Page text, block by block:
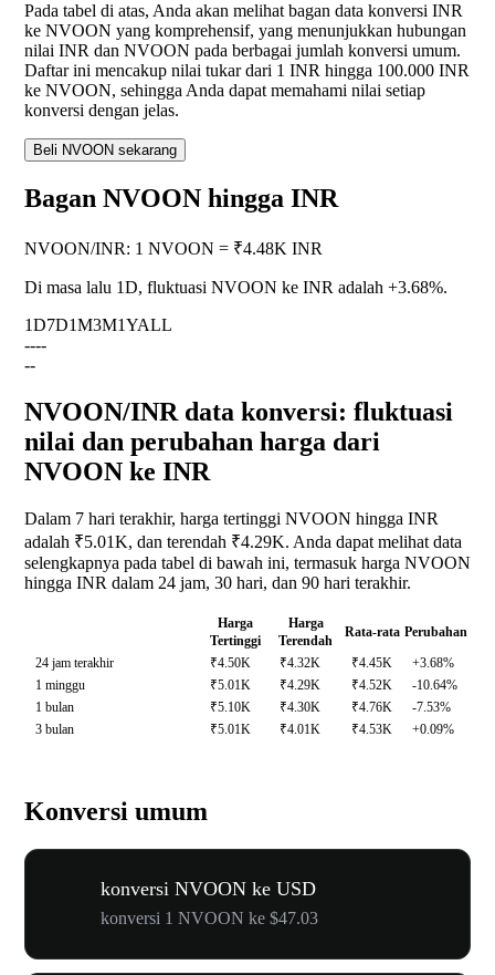
Pada tabel di atas, Anda akan melihat bagan data konversi INR
ke NVOON yang komprehensif, yang menunjukkan hubungan
nilai INR dan NVOON pada berbagai jumlah konversi umum.
Daftar ini mencakup nilai tukar dari 1 INR hingga 100.000 INR
ke NVOON, sehingga Anda dapat memahami nilai setiap
konversi dengan jelas.
Beli NVOON sekarang
Bagan NVOON hingga INR
NVOON/INR: 1 NVOON = ₹4.48K INR
Di masa lalu 1D, fluktuasi NVOON ke INR adalah +3.68%.
1D7D1M3M1YALL
----
--
NVOON/INR data konversi: fluktuasi
nilai dan perubahan harga dari
NVOON ke INR
Dalam 7 hari terakhir, harga tertinggi NVOON hingga INR
adalah ₹5.01K, dan terendah ₹4.29K. Anda dapat melihat data
selengkapnya pada tabel di bawah ini, termasuk harga NVOON
hingga INR dalam 24 jam, 30 hari, dan 90 hari terakhir.
Harga
Tertinggi
Harga
Terendah
Rata-rata Perubahan
24 jam terakhir
₹4.50K ₹4.32K ₹4.45K
+3.68%
1 minggu
₹5.01K ₹4.29K ₹4.52K
-10.64%
1 bulan
₹5.10K ₹4.30K ₹4.76K
-7.53%
3 bulan
₹5.01K ₹4.01K ₹4.53K +0.09%
Konversi umum
konversi NVOON ke USD
konversi 1 NVOON ke $47.03